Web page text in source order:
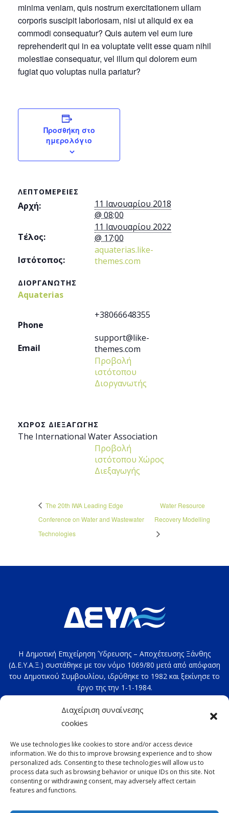
Διαχείριση συναίνεσης
cookies
We use technologies like cookies to store and/or access device
information. We do this to improve browsing experience and to show
personalized ads. Consenting to these technologies will allow us to
process data such as browsing behavior or unique IDs on this site. Not
consenting or withdrawing consent, may adversely affect certain
features and functions.
minima veniam, quis nostrum exercitationem ullam
corporis suscipit laboriosam, nisi ut aliquid ex ea
commodi consequatur? Quis autem vel eum iure
reprehenderit qui in ea voluptate velit esse quam nihil
molestiae consequatur, vel illum qui dolorem eum
fugiat quo voluptas nulla pariatur?
Προσθήκη στο
ημερολόγιο
ΛΕΠΤΟΜΈΡΕΙΕΣ
Αρχή:
11 Ιανουαρίου 2018
@ 08:00
Τέλος:
11 Ιανουαρίου 2022
@ 17:00
Ιστότοπος:
aquaterias.like-
themes.com
ΔΙΟΡΓΑΝΩΤΉΣ
Aquaterias
Phone
+38066648355
Email
support@like-
themes.com
Προβολή
ιστότοπου
Διοργανωτής
ΧΏΡΟΣ ΔΙΕΞΑΓΩΓΉΣ
The International Water Association
Προβολή
ιστότοπου Χώρος
Διεξαγωγής
The 20th IWA Leading Edge
Conference on Water and Wastewater
Technologies
Water Resource
Recovery Modelling
Η Δημοτική Επιχείρηση Ύδρευσης – Αποχέτευσης Ξάνθης
(Δ.Ε.Υ.Α.Ξ.) συστάθηκε με τον νόμο 1069/80 μετά από απόφαση
του Δημοτικού Συμβουλίου, ιδρύθηκε το 1982 και ξεκίνησε το
έργο της την 1-1-1984.
e-mail:deyax@deyaxanthis.gr
Διεύθυνση: Τέρμα 4ης Οκτωβρίου